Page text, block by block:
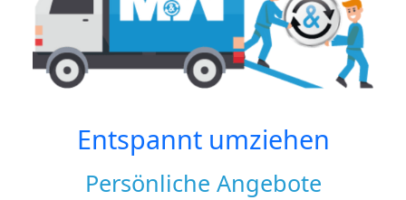
Entspannt umziehen
Persönliche Angebote